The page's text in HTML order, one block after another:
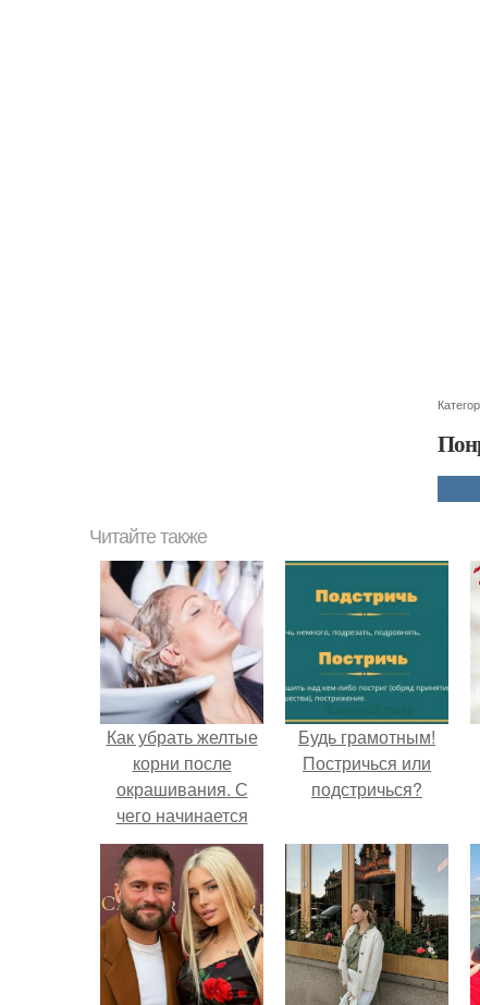
Читайте также
Как убрать желтые
корни после
окрашивания. С
чего начинается
желтизна
Будь грамотным!
Постричься или
подстричься?